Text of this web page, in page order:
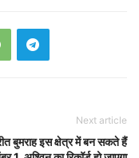
Next article
बुमराह इस क्षेत्र में बन सकते हैं